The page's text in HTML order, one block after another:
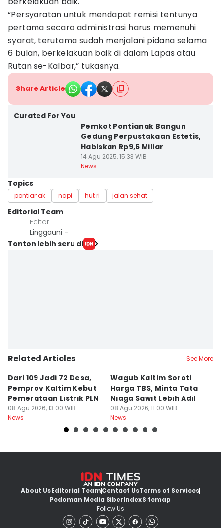
“Persyaratan untuk mendapat remisi tentunya
pertama secara administrasi harus memenuhi
syarat, terutama sudah menjalani pidana selama
6 bulan, berkelakuan baik di dalam Lapas atau
Rutan se-Kalbar,” tukasnya.
Share Article
Curated For You
Pemkot Pontianak Bangun
Gedung Perpustakaan Estetis,
Habiskan Rp9,6 Miliar
14 Agu 2025, 15:33 WIB
News
Topics
pontianak napi hut ri jalan sehat
Editorial Team
Editor
Linggauni -
Tonton lebih seru di
Related Articles See More
Dari 109 Jadi 72 Desa,
Pemprov Kaltim Kebut
Pemerataan Listrik PLN
08 Agu 2026, 13:00 WIB
News
Wagub Kaltim Soroti
Harga TBS, Minta Tata
Niaga Sawit Lebih Adil
08 Agu 2026, 11:00 WIB
News
About UsEditorial TeamContact UsTerms of Services
Pedoman Media SiberIndexSitemap
Follow Us